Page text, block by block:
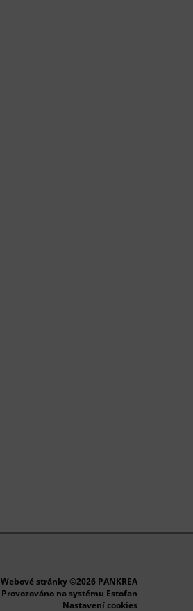
Webové stránky ©2026 PANKREA
Provozováno na systému Estofan
Nastavení cookies